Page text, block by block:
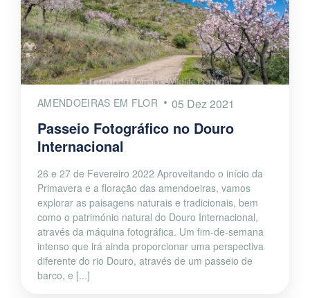
AMENDOEIRAS EM FLOR 05 Dez 2021
Passeio Fotográfico no Douro
Internacional
26 e 27 de Fevereiro 2022 Aproveitando o início da
Primavera e a floração das amendoeiras, vamos
explorar as paisagens naturais e tradicionais, bem
como o património natural do Douro Internacional,
através da máquina fotográfica. Um fim-de-semana
intenso que irá ainda proporcionar uma perspectiva
diferente do rio Douro, através de um passeio de
barco, e [...]